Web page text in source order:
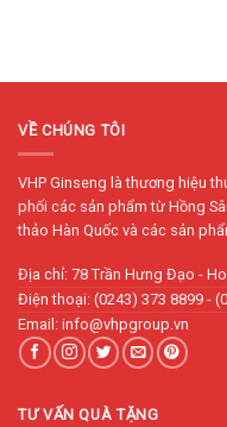
VỀ CHÚNG TÔI
VHP Ginseng là thương hiệu
phối các sản phẩm từ Hồng
thảo Hàn Quốc và các sản
Địa chỉ: 78 Trần Hưng Đạo -
Điện thoại: (0243) 373 8899 -
Email: info@vhpgroup.vn
TƯ VẤN QUÀ TẶNG